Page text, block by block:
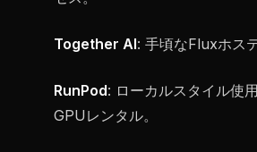
Together AI: 手頃なFluxホス
RunPod: ローカルスタイル使
GPUレンタル。